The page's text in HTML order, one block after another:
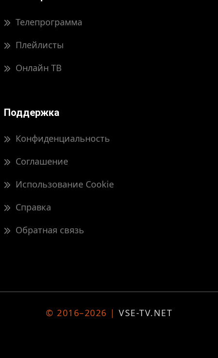
Телепрограмма
Плейлисты
Онлайн ТВ
Поддержка
Конфиденциальность
Соглашение
Использование Cookie
Справка
Обратная связь
© 2016–2026 | VSE-TV.NET